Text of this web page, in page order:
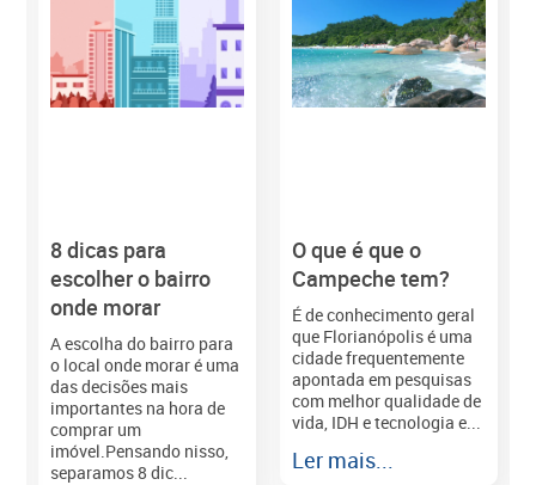
8 dicas para
escolher o bairro
onde morar
A escolha do bairro para
o local onde morar é uma
das decisões mais
importantes na hora de
comprar um
imóvel.Pensando nisso,
separamos 8 dic...
O que é que o
Campeche tem?
É de conhecimento geral
que Florianópolis é uma
cidade frequentemente
apontada em pesquisas
com melhor qualidade de
vida, IDH e tecnologia e...
Ler mais...